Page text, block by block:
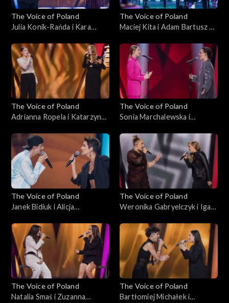
The Voice of Poland
Julia Konik-Rańda i Kara
Love Me”; „The Voice of
Poland”, Bitwy, 12
października 2024
The Voice of Poland
Maciej Kita i Adam Bartusz –
Poland”, Bitwy, 12
października 2024
The Voice of Poland
Adrianna Ropela i Katarzyna
Friends Are For”; „The Voice
of Poland”, Bitwy, 12
października 2024
The Voice of Poland
Sonia Marchalewska i
szczęścia”; „The Voice of
Poland”, Bitwy, 12
października 2024
The Voice of Poland
Janek Bidiuk i Alicja
Voice of Poland”, Bitwy, 12
października 2024
The Voice of Poland
Weronika Gabryelczyk i Iga
„The Voice of Poland”, Bitwy,
12 października 2024
The Voice of Poland
Natalia Smaś i Zuzanna
The Voice of Poland
Bartłomiej Michałek i